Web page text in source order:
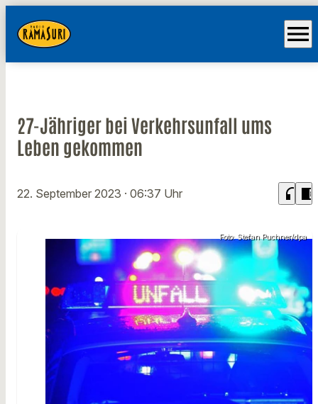
menu
27-Jähriger bei Verkehrsunfall ums
Leben gekommen
22. September 2023 · 06:37 Uhr headphones chrome_reader_mode
Foto: Stefan Puchner/dpa